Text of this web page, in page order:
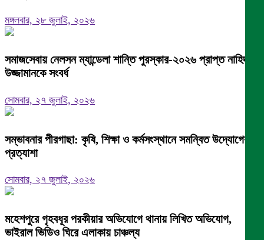
মঙ্গলবার, ২৮ জুলাই, ২০২৬
সমাজসেবায় নেলসন ম্যান্ডেলা শান্তি পুরস্কার-২০২৬ প্রাপ্ত নাহিদ
উজ্জামানকে সংবর্ধ
সোমবার, ২৭ জুলাই, ২০২৬
সম্ভাবনার পীরগাছা: কৃষি, শিক্ষা ও কর্মসংস্থানে সমন্বিত উদ্যোগের
প্রত্যাশা
সোমবার, ২৭ জুলাই, ২০২৬
মহেশপুরে গৃহবধূর পরকীয়ার অভিযোগে থানায় লিখিত অভিযোগ,
ভাইরাল ভিডিও ঘিরে এলাকায় চাঞ্চল্য